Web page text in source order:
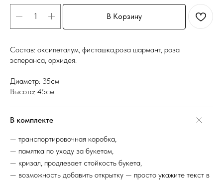
В Корзину
Состав: оксипеталум, фисташка,роза шармант, роза
эсперанса, орхидея.
Диаметр: 35см
Высота: 45см
В комплекте
— транспортировочная коробка,
— памятка по уходу за букетом,
— кризал, продлевает стойкость букета,
— возможность добавить открытку — просто укажите текст в